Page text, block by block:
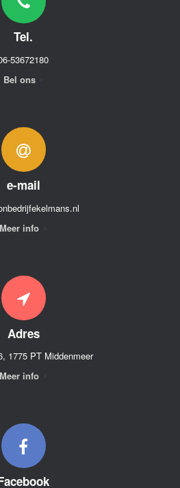
Tel.
53672180
Bel ons
e-mail
Meer info
Adres
1775 PT Middenmeer
Meer info